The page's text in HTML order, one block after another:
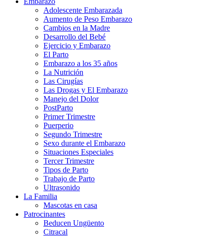
Adolescente Embarazada
Aumento de Peso Embarazo
Cambios en la Madre
Desarrollo del Bebé
Ejercicio y Embarazo
El Parto
Embarazo a los 35 años
La Nutrición
Las Cirugías
Las Drogas y El Embarazo
Manejo del Dolor
PostParto
Primer Trimestre
Puerperio
Segundo Trimestre
Sexo durante el Embarazo
Situaciones Especiales
Tercer Trimestre
Tipos de Parto
Trabajo de Parto
Ultrasonido
La Familia
Mascotas en casa
Patrocinantes
Beducen Ungüento
Citracal